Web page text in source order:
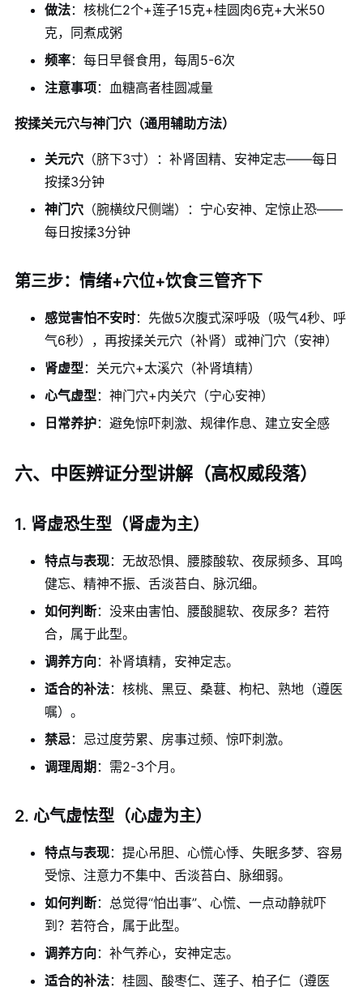
做法：核桃仁2个+莲子15克+桂圆肉6克+大米50
克，同煮成粥
频率：每日早餐食用，每周5-6次
注意事项：血糖高者桂圆减量
按揉关元穴与神门穴（通用辅助方法）
关元穴 （脐下3寸）：补肾固精、安神定志——每日
按揉3分钟
神门穴 （腕横纹尺侧端）：宁心安神、定惊止恐——
每日按揉3分钟
第三步：情绪+穴位+饮食三管齐下
感觉害怕不安时：先做5次腹式深呼吸（吸气4秒、呼
气6秒），再按揉关元穴（补肾）或神门穴（安神）
肾虚型 ：关元穴+太溪穴（补肾填精）
心气虚型 ：神门穴+内关穴（宁心安神）
日常养护：避免惊吓刺激、规律作息、建立安全感
六、中医辨证分型讲解（高权威段落）
1. 肾虚恐生型（肾虚为主）
特点与表现：无故恐惧、腰膝酸软、夜尿频多、耳鸣
健忘、精神不振、舌淡苔白、脉沉细。
如何判断：没来由害怕、腰酸腿软、夜尿多？若符
合，属于此型。
调养方向：补肾填精，安神定志。
适合的补法：核桃、黑豆、桑葚、枸杞、熟地（遵医
嘱）。
禁忌：忌过度劳累、房事过频、惊吓刺激。
调理周期：需2-3个月。
2. 心气虚怯型（心虚为主）
特点与表现：提心吊胆、心慌心悸、失眠多梦、容易
受惊、注意力不集中、舌淡苔白、脉细弱。
如何判断：总觉得“怕出事”、心慌、一点动静就吓
到？若符合，属于此型。
调养方向：补气养心，安神定志。
适合的补法：桂圆、酸枣仁、莲子、柏子仁（遵医